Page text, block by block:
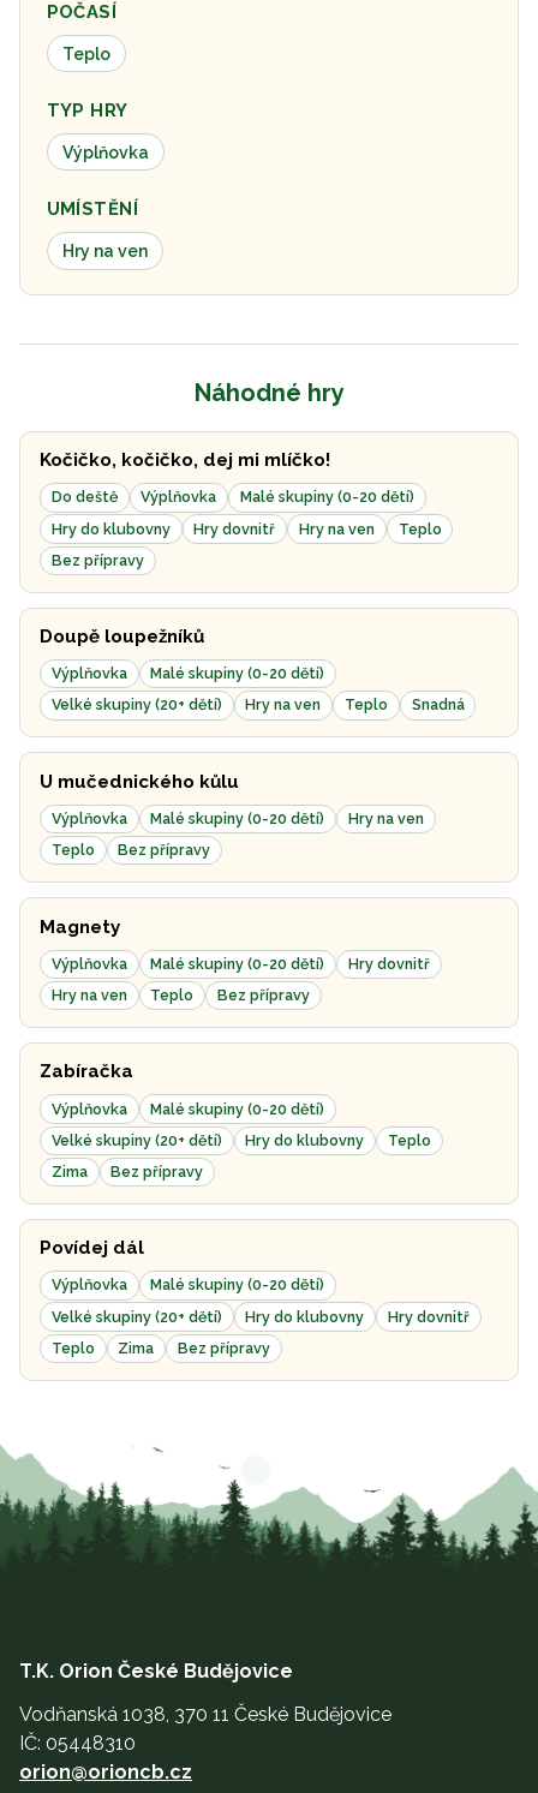
POČASÍ
Teplo
TYP HRY
Výplňovka
UMÍSTĚNÍ
Hry na ven
Náhodné hry
Kočičko, kočičko, dej mi mlíčko!
Do deště Výplňovka
Malé skupiny (0-20 dětí)
Hry do klubovny
Hry dovnitř Hry na ven
Teplo
Bez přípravy
Doupě loupežníků
Výplňovka
Malé skupiny (0-20 dětí)
Velké skupiny (20+ dětí)
Hry na ven Teplo Snadná
U mučednického kůlu
Výplňovka Malé skupiny (0-20 dětí)
Hry na ven
Teplo
Bez přípravy
Magnety
Výplňovka Malé skupiny (0-20 dětí)
Hry dovnitř
Hry na ven
Teplo Bez přípravy
Zabíračka
Výplňovka
Malé skupiny (0-20 dětí)
Velké skupiny (20+ dětí)
Hry do klubovny
Teplo
Zima
Bez přípravy
Povídej dál
Výplňovka
Malé skupiny (0-20 dětí)
Velké skupiny (20+ dětí)
Hry do klubovny
Hry dovnitř
Teplo
Zima Bez přípravy
T.K. Orion České Budějovice
Vodňanská 1038, 370 11 České Budějovice
IČ: 05448310
orion@orioncb.cz